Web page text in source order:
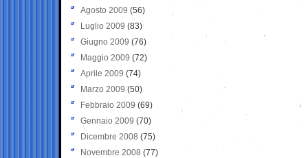
Agosto 2009 (56)
Luglio 2009 (83)
Giugno 2009 (76)
Maggio 2009 (72)
Aprile 2009 (74)
Marzo 2009 (50)
Febbraio 2009 (69)
Gennaio 2009 (70)
Dicembre 2008 (75)
Novembre 2008 (77)